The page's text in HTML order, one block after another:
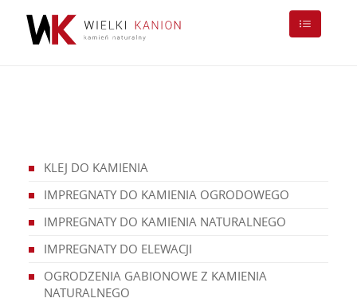
KLEJ DO KAMIENIA
IMPREGNATY DO KAMIENIA OGRODOWEGO
IMPREGNATY DO KAMIENIA NATURALNEGO
IMPREGNATY DO ELEWACJI
OGRODZENIA GABIONOWE Z KAMIENIA
NATURALNEGO